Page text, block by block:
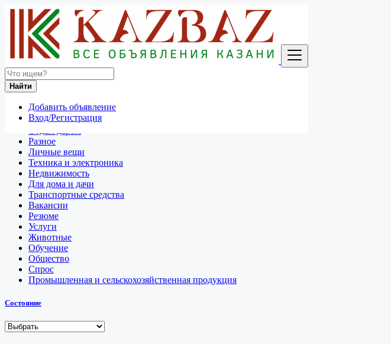
Найти
Добавить объявление
Вход/Регистрация
Россия
Для дома и дачи
Все объявления в 50 км around Барнаул
Разное
Личные вещи
Техника и электроника
Недвижимость
Для дома и дачи
Транспортные средства
Вакансии
Резюме
Услуги
Животные
Обучение
Общество
Спрос
Промышленная и сельскохозяйственная продукция
Состояние